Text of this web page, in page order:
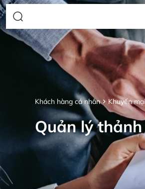
Khách hàng cá nhân Khuyến mại
Quản lý